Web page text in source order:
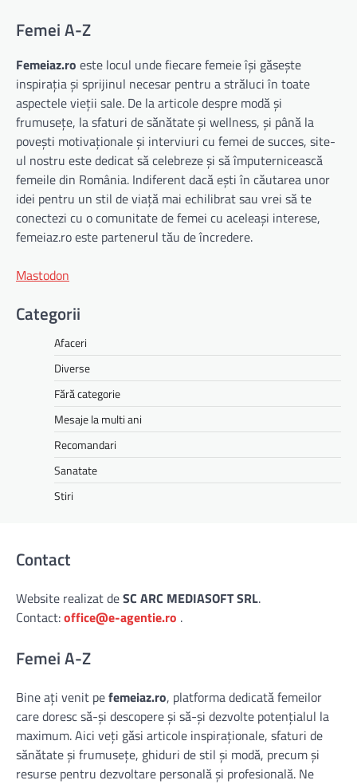
Femei A-Z
Femeiaz.ro este locul unde fiecare femeie își găsește
inspirația și sprijinul necesar pentru a străluci în toate
aspectele vieții sale. De la articole despre modă și
frumusețe, la sfaturi de sănătate și wellness, și până la
povești motivaționale și interviuri cu femei de succes, site-
ul nostru este dedicat să celebreze și să împuternicească
femeile din România. Indiferent dacă ești în căutarea unor
idei pentru un stil de viață mai echilibrat sau vrei să te
conectezi cu o comunitate de femei cu aceleași interese,
femeiaz.ro este partenerul tău de încredere.
Mastodon
Categorii
Afaceri
Diverse
Fără categorie
Mesaje la multi ani
Recomandari
Sanatate
Stiri
Contact
Website realizat deSC ARC MEDIASOFT SRL.
Contact:office@e-agentie.ro .
Femei A-Z
Bine ați venit pefemeiaz.ro, platforma dedicată femeilor
care doresc să-și descopere și să-și dezvolte potențialul la
maximum. Aici veți găsi articole inspiraționale, sfaturi de
sănătate și frumusețe, ghiduri de stil și modă, precum și
resurse pentru dezvoltare personală și profesională. Ne